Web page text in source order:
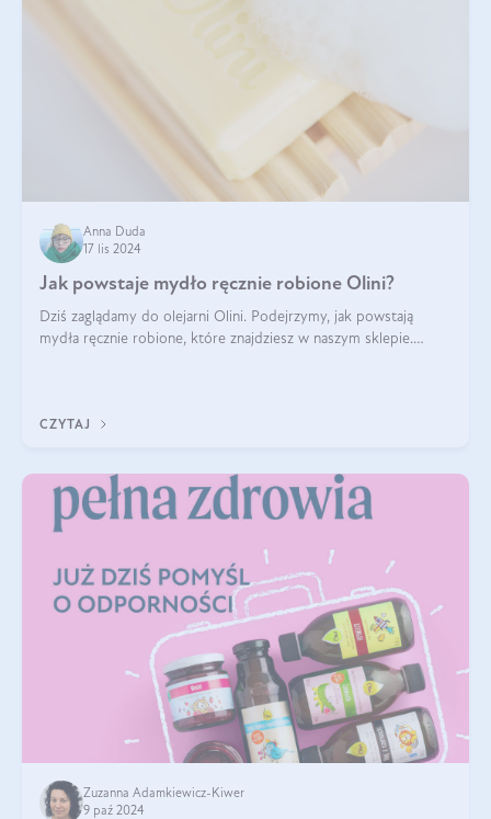
Anna Duda
17 lis 2024
Jak powstaje mydło ręcznie robione Olini?
Dziś zaglądamy do olejarni Olini. Podejrzymy, jak powstają
mydła ręcznie robione, które znajdziesz w naszym sklepie.
CZYTAJ
Zuzanna Adamkiewicz-Kiwer
9 paź 2024